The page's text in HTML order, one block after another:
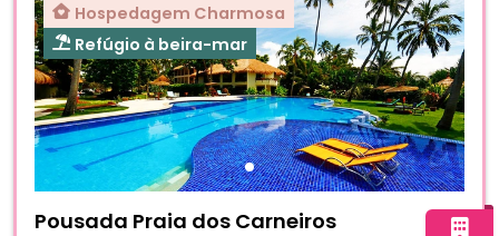
Hospedagem Charmosa
Refúgio à beira-mar
Pousada Praia dos Carneiros